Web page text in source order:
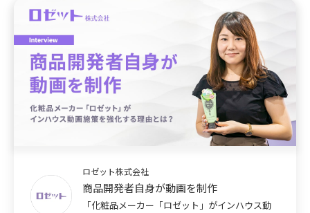
ロゼット株式会社
商品開発者自身が動画を制作
「化粧品メーカー「ロゼット」がインハウス動